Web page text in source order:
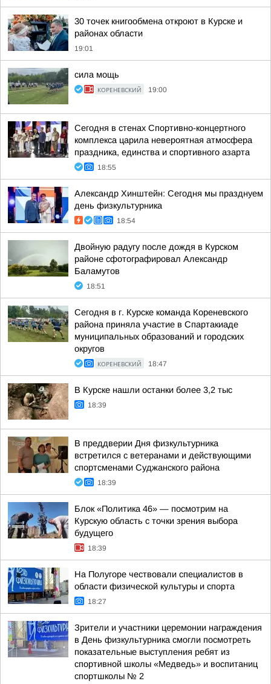
30 точек книгообмена откроют в Курске и
районах области
19:01
сила мощь
КОРЕНЕВСКИЙ 19:00
Сегодня в стенах Спортивно-концертного
комплекса царила невероятная атмосфера
праздника, единства и спортивного азарта
18:55
Александр Хинштейн: Сегодня мы празднуем
день физкультурника
18:54
Двойную радугу после дождя в Курском
районе сфотографировал Александр
Баламутов
18:51
Сегодня в г. Курске команда Кореневского
района приняла участие в Спартакиаде
муниципальных образований и городских
округов
КОРЕНЕВСКИЙ 18:47
В Курске нашли останки более 3,2 тыс
18:39
В преддверии Дня физкультурника
встретился с ветеранами и действующими
спортсменами Суджанского района
18:39
Блок «Политика 46» — посмотрим на
Курскую область с точки зрения выбора
будущего
18:39
На Полугоре чествовали специалистов в
области физической культуры и спорта
18:27
Зрители и участники церемонии награждения
в День физкультурника смогли посмотреть
показательные выступления ребят из
спортивной школы «Медведь» и воспитаниц
спортшколы № 2